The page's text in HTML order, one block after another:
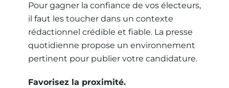
Pour gagner la confiance de vos électeurs,
il faut les toucher dans un contexte
rédactionnel crédible et fiable. La presse
quotidienne propose un environnement
pertinent pour publier votre candidature.
Favorisez la proximité.